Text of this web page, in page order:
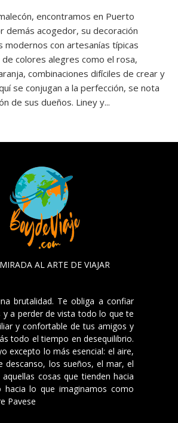
encontramos en Puerto
demás acogedor, su decoración
modernos con artesanías típicas
colores alegres como el rosa,
combinaciones difíciles de crear y
se conjugan a la perfección, se nota
de sus dueños. Liney y...
AL ARTE DE VIAJAR
brutalidad. Te obliga a confiar
y a perder de vista todo lo que te
y confortable de tus amigos y
todo el tiempo en desequilibrio.
excepto lo más esencial: el aire,
descanso, los sueños, el mar, el
cosas que tienden hacia
lo que imaginamos como
Pavese